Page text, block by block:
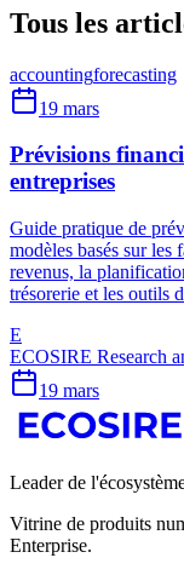
Tous les
accountingforecasting
19 mars
Prévisions
entreprises
Guide pratique de
modèles basés sur les
revenus, la
trésorerie et les outils
E
ECOSIRE Research
19 mars
Leader de
Vitrine de produits
Enterprise.